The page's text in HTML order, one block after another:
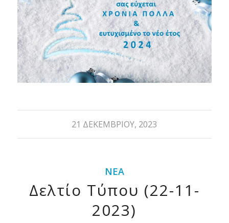
21 ΔΕΚΕΜΒΡΊΟΥ, 2023
ΝΈΑ
Δελτίο Τύπου (22-11-
2023)